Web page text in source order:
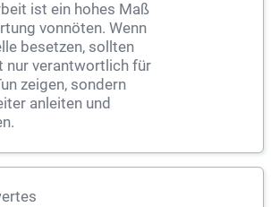
ist ein hohes Maß
vonnöten. Wenn
besetzen, sollten
nur verantwortlich für
zeigen, sondern
anleiten und